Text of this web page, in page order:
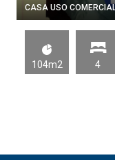
CASA USO
104m2 4